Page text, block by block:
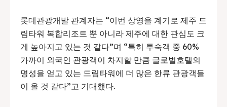
롯데관광개발 관계자는 “이번 상영을 계기로 제주 드
림타워 복합리조트 뿐 아니라 제주에 대한 관심도 크
게 높아지고 있는 것 같다”며 “특히 투숙객 중 60%
가까이 외국인 관광객이 차지할 만큼 글로벌호텔의
명성을 얻고 있는 드림타워에 더 많은 한류 관광객들
이 올 것 같다”고 기대했다.